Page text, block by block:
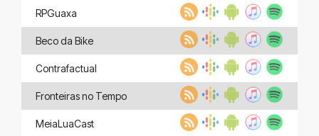
RPGuaxa
Beco da Bike
Contrafactual
Fronteiras no Tempo
MeiaLuaCast